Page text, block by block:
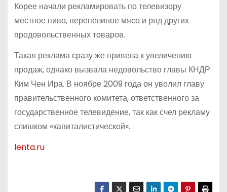
Корее начали рекламировать по телевизору
местное пиво, перепелиное мясо и ряд других
продовольственных товаров.
Такая реклама сразу же привела к увеличению
продаж, однако вызвала недовольство главы КНДР
Ким Чен Ира. В ноябре 2009 года он уволил главу
правительственного комитета, ответственного за
государственное телевидение, так как счел рекламу
слишком «капиталистической».
lenta.ru